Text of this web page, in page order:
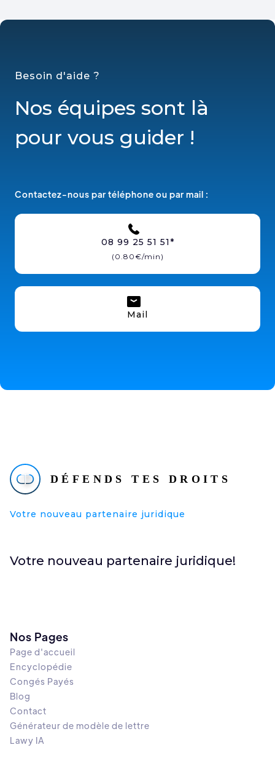
Besoin d'aide ?
Nos équipes sont là
pour vous guider !
Contactez-nous par téléphone ou par mail :
08 99 25 51 51*
(0.80€/min)
Mail
Votre nouveau partenaire juridique
Votre nouveau partenaire juridique!
Nos Pages
Page d'accueil
Encyclopédie
Congés Payés
Blog
Contact
Générateur de modèle de lettre
Lawy IA